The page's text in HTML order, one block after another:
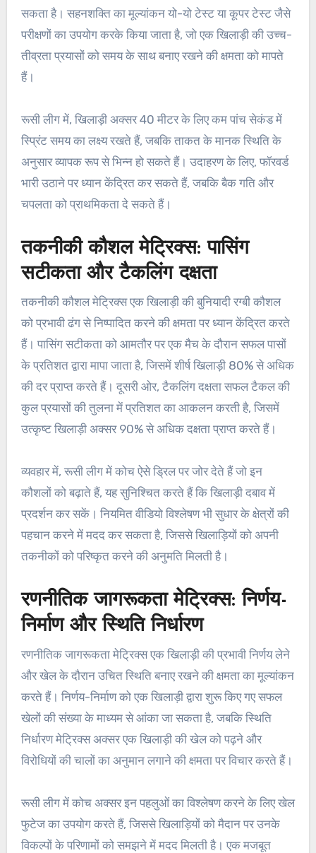
सकता है। सहनशक्ति का मूल्यांकन यो-यो टेस्ट या कूपर टेस्ट जैसे
परीक्षणों का उपयोग करके किया जाता है, जो एक खिलाड़ी की उच्च-
तीव्रता प्रयासों को समय के साथ बनाए रखने की क्षमता को मापते
हैं।
रूसी लीग में, खिलाड़ी अक्सर 40 मीटर के लिए कम पांच सेकंड में
स्प्रिंट समय का लक्ष्य रखते हैं, जबकि ताकत के मानक स्थिति के
अनुसार व्यापक रूप से भिन्न हो सकते हैं। उदाहरण के लिए, फॉरवर्ड
भारी उठाने पर ध्यान केंद्रित कर सकते हैं, जबकि बैक गति और
चपलता को प्राथमिकता दे सकते हैं।
तकनीकी कौशल मेट्रिक्स: पासिंग
सटीकता और टैकलिंग दक्षता
तकनीकी कौशल मेट्रिक्स एक खिलाड़ी की बुनियादी रग्बी कौशल
को प्रभावी ढंग से निष्पादित करने की क्षमता पर ध्यान केंद्रित करते
हैं। पासिंग सटीकता को आमतौर पर एक मैच के दौरान सफल पासों
के प्रतिशत द्वारा मापा जाता है, जिसमें शीर्ष खिलाड़ी 80% से अधिक
की दर प्राप्त करते हैं। दूसरी ओर, टैकलिंग दक्षता सफल टैकल की
कुल प्रयासों की तुलना में प्रतिशत का आकलन करती है, जिसमें
उत्कृष्ट खिलाड़ी अक्सर 90% से अधिक दक्षता प्राप्त करते हैं।
व्यवहार में, रूसी लीग में कोच ऐसे ड्रिल पर जोर देते हैं जो इन
कौशलों को बढ़ाते हैं, यह सुनिश्चित करते हैं कि खिलाड़ी दबाव में
प्रदर्शन कर सकें। नियमित वीडियो विश्लेषण भी सुधार के क्षेत्रों की
पहचान करने में मदद कर सकता है, जिससे खिलाड़ियों को अपनी
तकनीकों को परिष्कृत करने की अनुमति मिलती है।
रणनीतिक जागरूकता मेट्रिक्स: निर्णय-
निर्माण और स्थिति निर्धारण
रणनीतिक जागरूकता मेट्रिक्स एक खिलाड़ी की प्रभावी निर्णय लेने
और खेल के दौरान उचित स्थिति बनाए रखने की क्षमता का मूल्यांकन
करते हैं। निर्णय-निर्माण को एक खिलाड़ी द्वारा शुरू किए गए सफल
खेलों की संख्या के माध्यम से आंका जा सकता है, जबकि स्थिति
निर्धारण मेट्रिक्स अक्सर एक खिलाड़ी की खेल को पढ़ने और
विरोधियों की चालों का अनुमान लगाने की क्षमता पर विचार करते हैं।
रूसी लीग में कोच अक्सर इन पहलुओं का विश्लेषण करने के लिए खेल
फुटेज का उपयोग करते हैं, जिससे खिलाड़ियों को मैदान पर उनके
विकल्पों के परिणामों को समझने में मदद मिलती है। एक मजबूत